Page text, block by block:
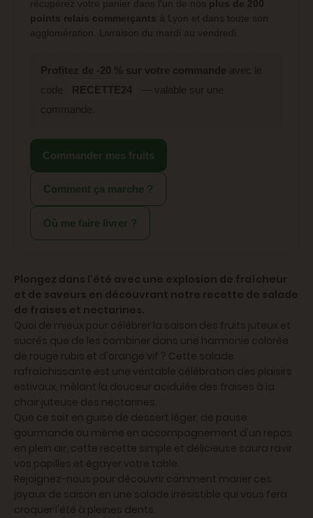
récupérez votre panier dans l'un de nos plus de 200
points relais commerçants à Lyon et dans toute son
agglomération. Livraison du mardi au vendredi.
Profitez de -20 % sur votre commande avec le
code
RECETTE24
— valable sur une
commande.
Commander mes fruits
Comment ça marche ?
Où me faire livrer ?
Plongez dans l'été avec une explosion de fraîcheur
et de saveurs en découvrant notre recette de salade
de fraises et nectarines.
Quoi de mieux pour célébrer la saison des fruits juteux et
sucrés que de les combiner dans une harmonie colorée
de rouge rubis et d'orange vif ? Cette salade
rafraîchissante est une véritable célébration des plaisirs
estivaux, mêlant la douceur acidulée des fraises à la
chair juteuse des nectarines.
Que ce soit en guise de dessert léger, de pause
gourmande ou même en accompagnement d'un repas
en plein air, cette recette simple et délicieuse saura ravir
vos papilles et égayer votre table.
Rejoignez-nous pour découvrir comment marier ces
joyaux de saison en une salade irrésistible qui vous fera
croquer l'été à pleines dents.